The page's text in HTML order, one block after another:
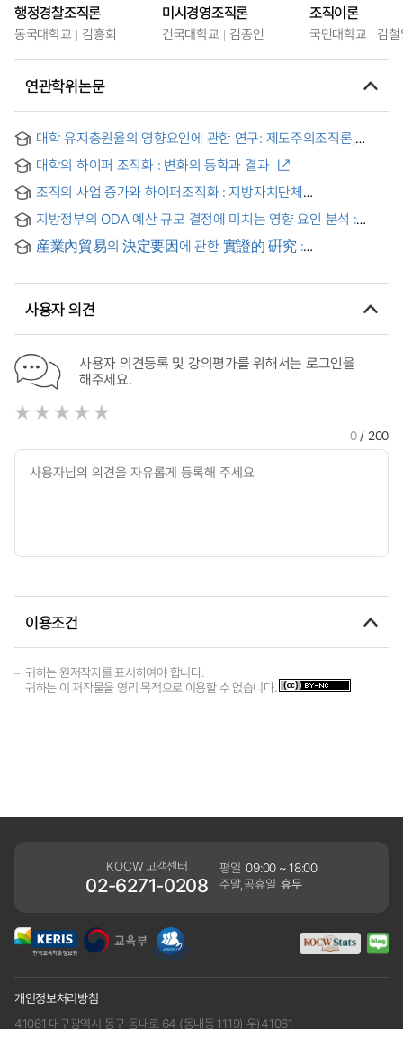
행정경찰조직론
동국대학교 김흥회
미시경영조직론
건국대학교 김종인
조직이론
국민대학교 김
연관학위논문
대학 유지충원율의 영향요인에 관한 연구: 제도주의조직론,
Affecting the Enrollment Fulfillment Rate in Universities:
Focusing on Institutional Theory, Organizational Learning
Theory, and Resource Dependence Theory
대학의 하이퍼 조직화 : 변화의 동학과 결과
조직의 사업 증가와 하이퍼조직화 : 지방자치단체
지방정부의 ODA 예산 규모 결정에 미치는 영향 요인 분석 :
제도주의 조직론 관점으로 = Analysis of the Factors Affecting
the Size of ODA budget in Local Government: Institutional
産業內貿易의 決定要因에 관한 實證的 硏究 :
사용자 의견
사용자 의견등록 및 강의평가를 위해서는 로그인을
해주세요.
0/ 200
이용조건
귀하는 원저작자를 표시하여야 합니다.
귀하는 이 저작물을 영리 목적으로 이용할 수 없습니다.
KOCW 고객센터
02-6271-0208
평일 09:00 ~ 18:00
주말,공휴일 휴무
개인정보처리방침
41061 대구광역시 동구 동내로 64 (동내동 1119) 우)41061